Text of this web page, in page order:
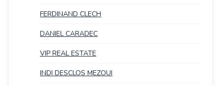
FERDINAND CLECH
DANIEL CARADEC
VIP REAL ESTATE
INDI DESCLOS MEZOUI